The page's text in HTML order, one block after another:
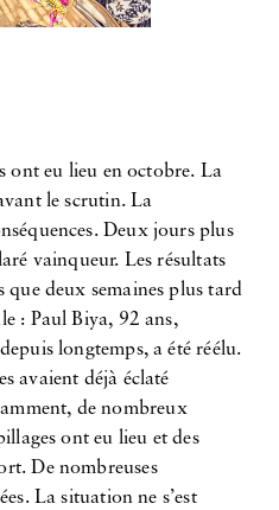
ont eu lieu en octobre. La
le scrutin. La
Deux jours plus
vainqueur. Les résultats
que deux semaines plus tard
: Paul Biya, 92 ans,
longtemps, a été réélu.
avaient déjà éclaté
de nombreux
ont eu lieu et des
De nombreuses
La situation ne s’est